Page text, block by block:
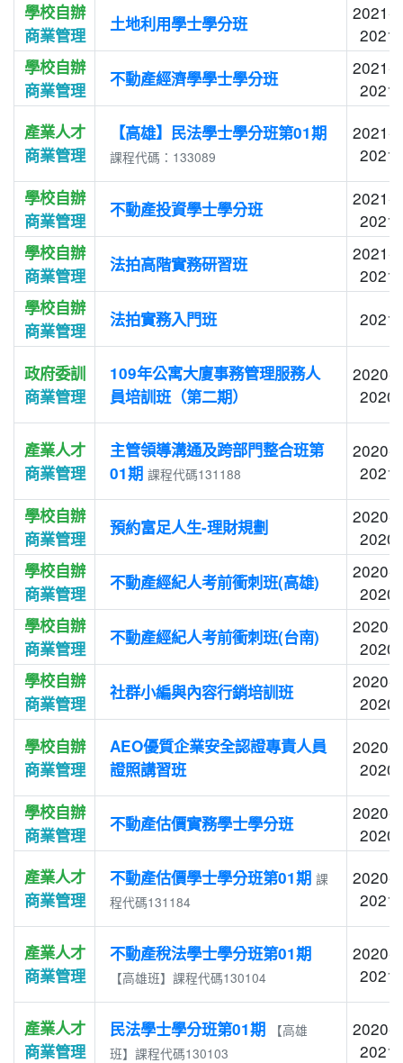
學校自辦
商業管理
土地利用學士學分班
2021-
學校自辦
商業管理
不動產經濟學學士學分班
2021-
產業人才
商業管理
【高雄】民法學士學分班第01期
課程代碼：133089
2021-
學校自辦
商業管理
不動產投資學士學分班
2021-
學校自辦
商業管理
法拍高階實務研習班
2021-
學校自辦
商業管理
法拍實務入門班
政府委訓
商業管理
109年公寓大廈事務管理服務人
員培訓班（第二期）
2020-
產業人才
商業管理
主管領導溝通及跨部門整合班第
01期 課程代碼131188
2020-
學校自辦
商業管理
預約富足人生-理財規劃
2020-
學校自辦
商業管理
不動產經紀人考前衝刺班(高雄)
2020-
學校自辦
商業管理
不動產經紀人考前衝刺班(台南)
2020-
學校自辦
商業管理
社群小編與內容行銷培訓班
2020-
學校自辦
商業管理
AEO優質企業安全認證專責人員
證照講習班
2020-
學校自辦
商業管理
不動產估價實務學士學分班
2020-
產業人才
商業管理
不動產估價學士學分班第01期 課
程代碼131184
2020-
產業人才
商業管理
不動產稅法學士學分班第01期
【高雄班】課程代碼130104
2020-
產業人才
商業管理
民法學士學分班第01期
【高雄
班】課程代碼130103
2020-